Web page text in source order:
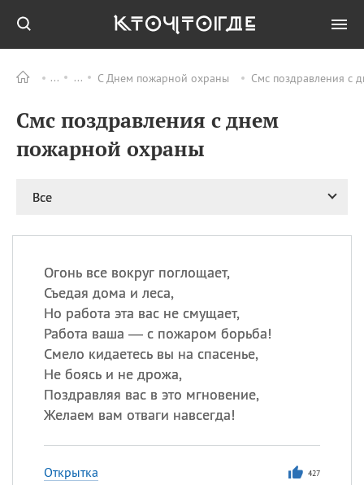
С Днем пожарной охраны Смс поздравления с
Смс поздравления с днем
пожарной охраны
Все
Огонь все вокруг поглощает,
Съедая дома и леса,
Но работа эта вас не смущает,
Работа ваша — с пожаром борьба!
Смело кидаетесь вы на спасенье,
Не боясь и не дрожа,
Поздравляя вас в это мгновение,
Желаем вам отваги навсегда!
Открытка 427
ПРАЗДНИКИ Все
09.08
День памяти
великомученика и
Николая Чудотворца
11.08 День полета на
11.08 День Святой Клары —
телевидения
Сегодня празднуют именины
Герман,Иван,Клим,Еще